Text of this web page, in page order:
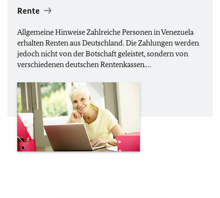
Rente
Allgemeine Hinweise Zahlreiche Personen in Venezuela
erhalten Renten aus Deutschland. Die Zahlungen werden
jedoch nicht von der Botschaft geleistet, sondern von
verschiedenen deutschen Rentenkassen.…